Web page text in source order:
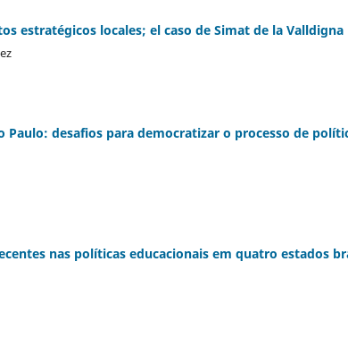
estratégicos locales; el caso de Simat de la Valldigna
Paulo: desafios para democratizar o processo de
nas políticas educacionais em quatro estados